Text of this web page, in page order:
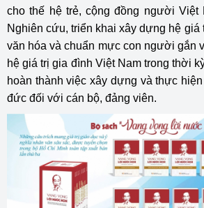
cho thế hệ trẻ, cộng đồng người
Nghiên cứu, triển khai xây dựng hệ giá
văn hóa và chuẩn mực con người gắn
hệ giá trị gia đình Việt Nam trong thời
hoàn thành việc xây dựng và thực
đức đối với cán bộ, đảng viên.